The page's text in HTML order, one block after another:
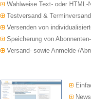
Wahlweise Text- oder HTML-
Testversand &
Versenden von
Speicherung von
Versand- sowie Anmelde-/